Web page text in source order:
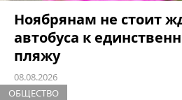
Ноябрянам не стоит
автобуса к
пляжу
08.08.2026
ОБЩЕСТВО